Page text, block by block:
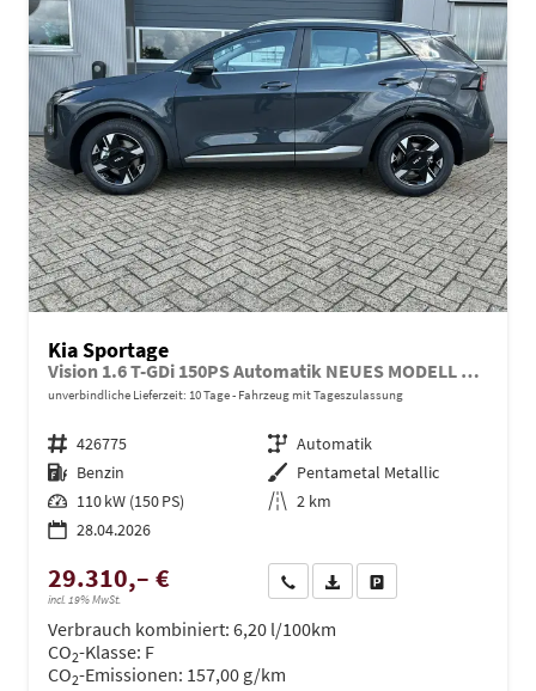
Kia Sportage
Vision 1.6 T-GDi 150PS Automatik NEUES MODELL MY26 FACELIFT Sitzheizung Lenkradheizung Klimaautomatik Navi Bluetooth Touchscreen Apple CarPlay Android Auto PDC v+h 17"LM Rückf.Kamera ACC 2x Keyless
unverbindliche Lieferzeit: 10 Tage Fahrzeug mit Tageszulassung
Fahrzeugnr. 426775 Getriebe Automatik
Kraftstoff Benzin Außenfarbe Pentametal Metallic
Leistung 110 kW (150 PS) Kilometerstand 2 km
28.04.2026
29.310,– €
incl. 19% MwSt.
Wir rufen Sie anPDF-Datei, Fahrzeugexposé
Verbrauch kombiniert: 6,20 l/100km
CO2-Klasse: F
CO2-Emissionen: 157,00 g/km